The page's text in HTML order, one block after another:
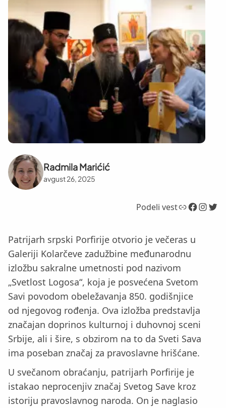
Radmila Marićić
avgust 26, 2025
Podeli vestLink Facebook InstagramTwitter
Patrijarh srpski Porfirije otvorio je večeras u
Galeriji Kolarčeve zadužbine međunarodnu
izložbu sakralne umetnosti pod nazivom
„Svetlost Logosa“, koja je posvećena Svetom
Savi povodom obeležavanja 850. godišnjice
od njegovog rođenja. Ova izložba predstavlja
značajan doprinos kulturnoj i duhovnoj sceni
Srbije, ali i šire, s obzirom na to da Sveti Sava
ima poseban značaj za pravoslavne hrišćane.
U svečanom obraćanju, patrijarh Porfirije je
istakao neprocenjiv značaj Svetog Save kroz
istoriju pravoslavnog naroda. On je naglasio